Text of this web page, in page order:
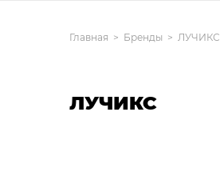
Главная Бренды ЛУЧИКС
ЛУЧИКС